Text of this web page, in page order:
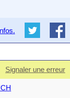
Signaler une erreur